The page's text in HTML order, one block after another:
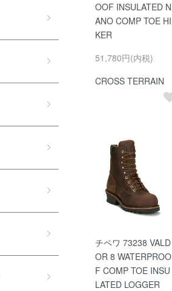
OOF INSULATED N
ANO COMP TOE HI
KER
51,780円(内税)
CROSS TERRAIN
チペワ 73238 VALD
OR 8 WATERPROO
F COMP TOE INSU
LATED LOGGER